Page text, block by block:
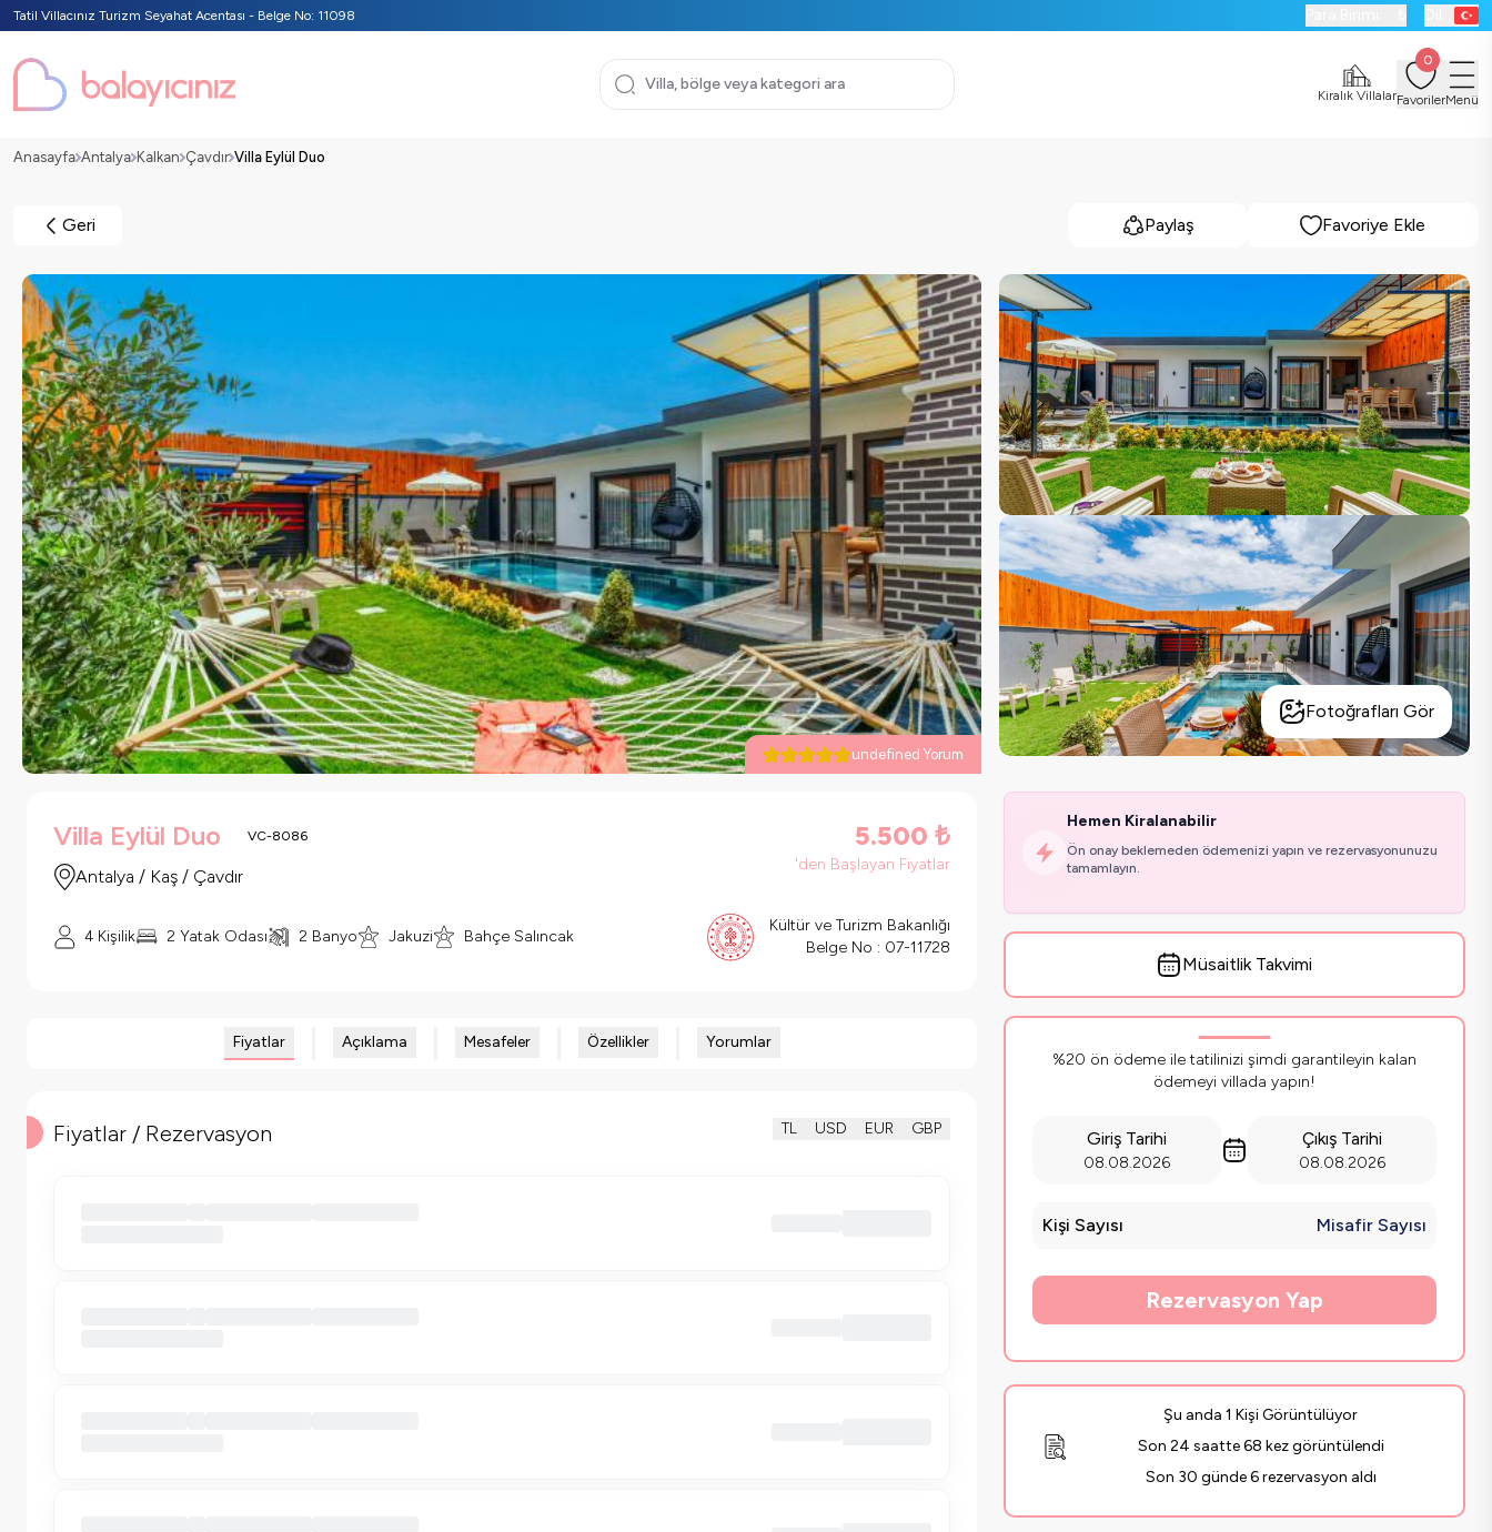
Tatil Villacınız Turizm Seyahat Acentası - Belge No: 11098
Kiralık Villalar
0
FavorilerMenü
Anasayfa Antalya Kalkan Çavdır Villa Eylül Duo
Geri Paylaş Favoriye Ekle
undefined Yorum
Fotoğrafları Gör
Villa Eylül Duo VC-8086
Antalya / Kaş / Çavdır
5.500 ₺
'den Başlayan Fiyatlar
4 Kişilik 2 Yatak Odası 2 Banyo Jakuzi Bahçe Salıncak
Kültür ve Turizm Bakanlığı
Belge No : 07-11728
Fiyatlar Açıklama Mesafeler Özellikler Yorumlar
Fiyatlar / Rezervasyon TL USD EUR GBP
Hemen Kiralanabilir
Ön onay beklemeden ödemenizi yapın ve rezervasyonunuzu
tamamlayın.
Müsaitlik Takvimi
%20 ön ödeme ile tatilinizi şimdi garantileyin kalan
ödemeyi villada yapın!
Giriş Tarihi
08.08.2026
Çıkış Tarihi
08.08.2026
Kişi Sayısı Misafir Sayısı
Rezervasyon Yap
Şu anda 1 Kişi Görüntülüyor
Son 24 saatte 68 kez görüntülendi
Son 30 günde 6 rezervasyon aldı